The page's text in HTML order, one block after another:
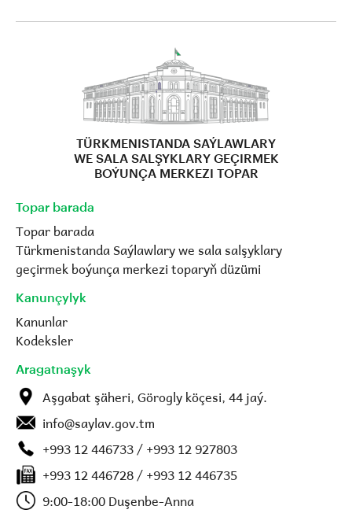
TÜRKMENISTANDA SAÝLAWLARY
WE SALA SALŞYKLARY GEÇIRMEK
BOÝUNÇA MERKEZI TOPAR
Topar barada
Topar barada
Türkmenistanda Saýlawlary we sala salşyklary
geçirmek boýunça merkezi toparyň düzümi
Kanunçylyk
Kanunlar
Kodeksler
Aragatnaşyk
Aşgabat şäheri, Görogly köçesi, 44 jaý.
info@saylav.gov.tm
+993 12 446733 / +993 12 927803
+993 12 446728 / +993 12 446735
9:00-18:00 Duşenbe-Anna